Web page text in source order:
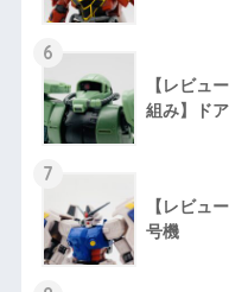
6
【レビュ
組み】ド
7
【レビュ
号機